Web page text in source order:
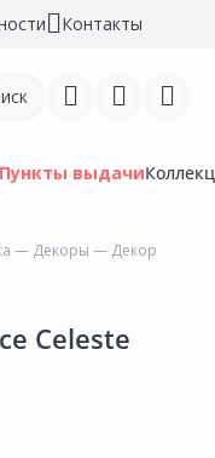
Контакты
Пункты выдачи
— Декоры — Декор
Celeste